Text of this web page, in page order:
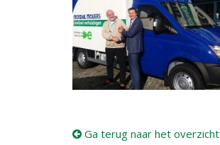
Ga terug naar het overzicht